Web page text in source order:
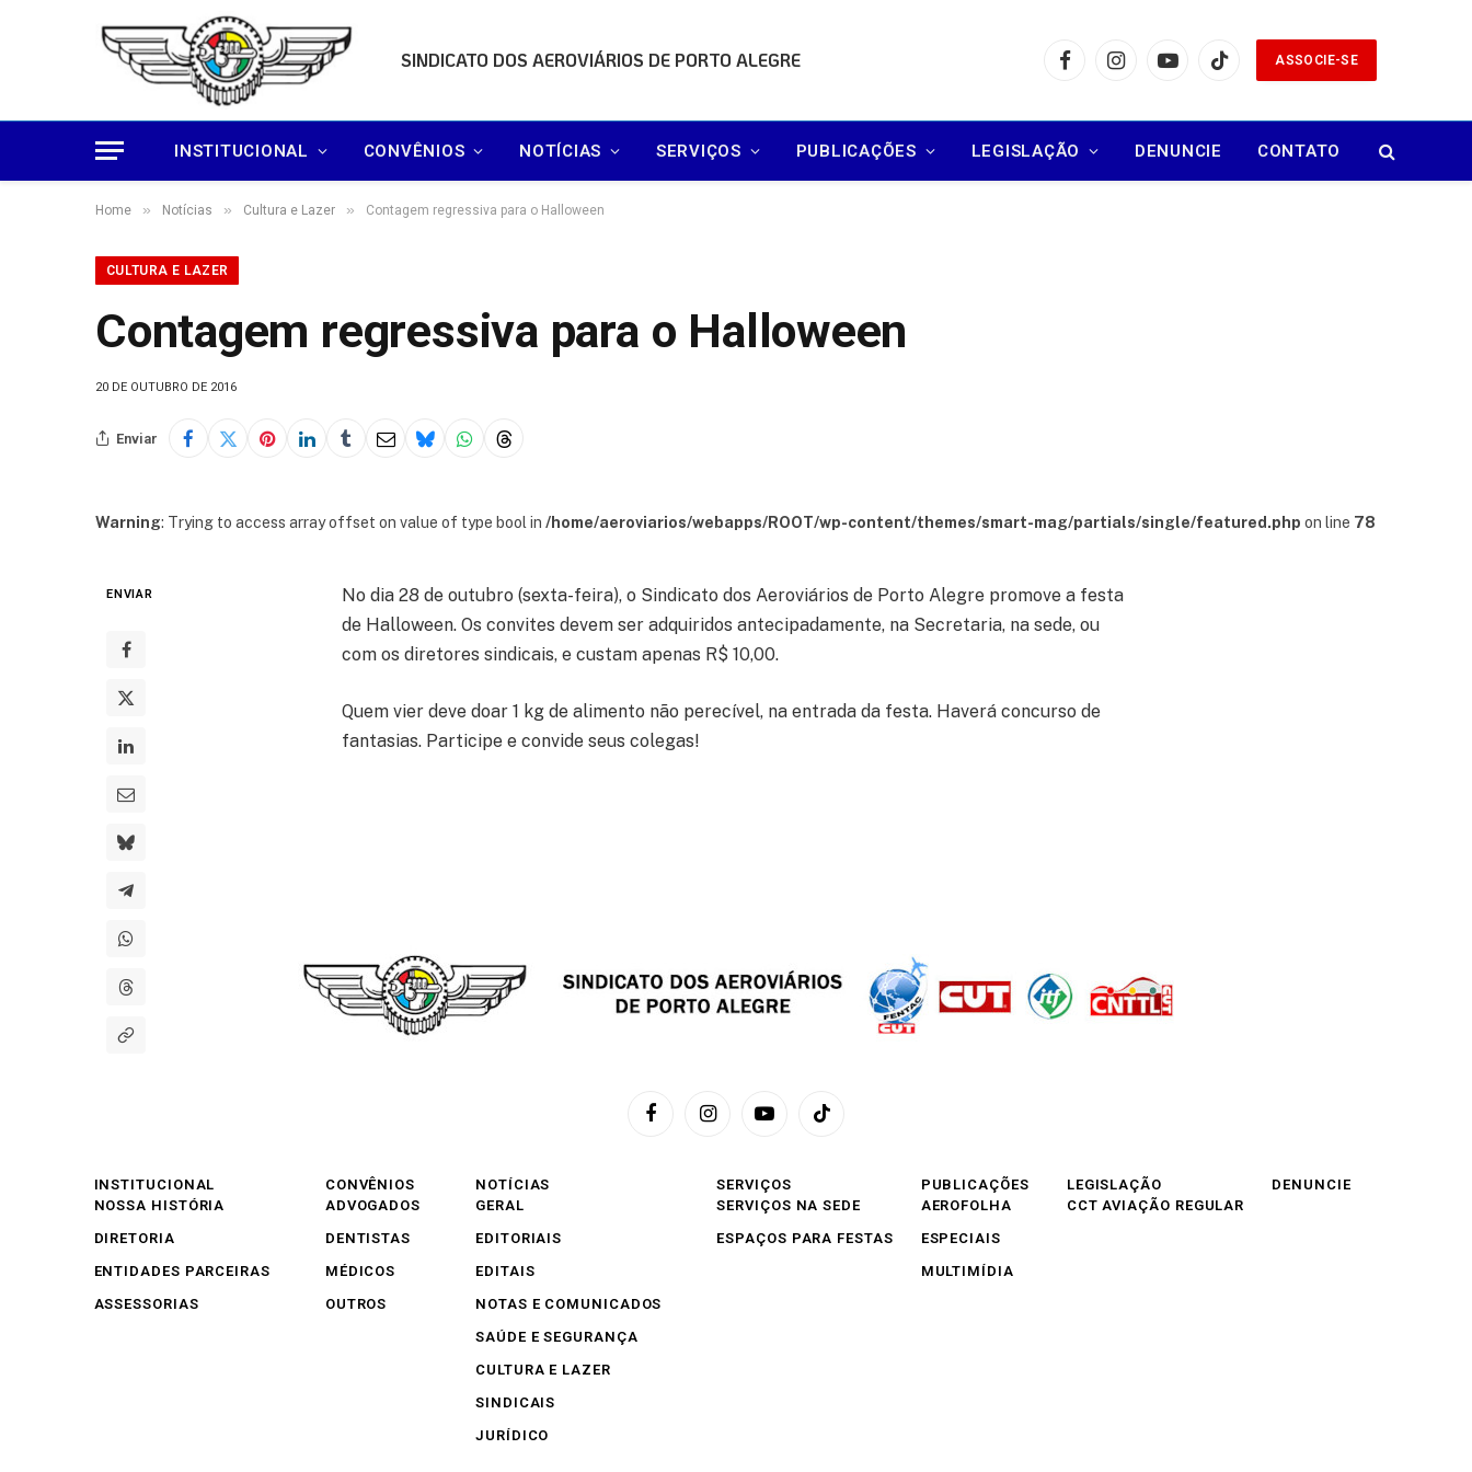
SINDICATO DOS AEROVIÁRIOS DE PORTO ALEGRE FacebookInstagramYouTubeTikTok
ASSOCIE-SE
INSTITUCIONAL CONVÊNIOS NOTÍCIAS SERVIÇOS PUBLICAÇÕES LEGISLAÇÃO DENUNCIE CONTATO
Home » Notícias » Cultura e Lazer » Contagem regressiva para o Halloween
CULTURA E LAZER
Contagem regressiva para o Halloween
20 DE OUTUBRO DE 2016
Enviar
Warning: Trying to access array offset on value of type bool in /home/aeroviarios/webapps/ROOT/wp-content/themes/smart-mag/partials/single/featured.php on line 78
ENVIAR
No dia 28 de outubro (sexta-feira), o Sindicato dos Aeroviários de Porto Alegre promove a festa
de Halloween. Os convites devem ser adquiridos antecipadamente, na Secretaria, na sede, ou
com os diretores sindicais, e custam apenas R$ 10,00.
Quem vier deve doar 1 kg de alimento não perecível, na entrada da festa. Haverá concurso de
fantasias. Participe e convide seus colegas!
FacebookInstagramYouTubeTikTok
INSTITUCIONAL
NOSSA HISTÓRIA
DIRETORIA
ENTIDADES PARCEIRAS
ASSESSORIAS
CONVÊNIOS
ADVOGADOS
DENTISTAS
MÉDICOS
OUTROS
NOTÍCIAS
GERAL
EDITORIAIS
EDITAIS
NOTAS E COMUNICADOS
SAÚDE E SEGURANÇA
CULTURA E LAZER
SINDICAIS
JURÍDICO
SERVIÇOS
SERVIÇOS NA SEDE
ESPAÇOS PARA FESTAS
PUBLICAÇÕES
AEROFOLHA
ESPECIAIS
MULTIMÍDIA
LEGISLAÇÃO
CCT AVIAÇÃO REGULAR
DENUNCIE